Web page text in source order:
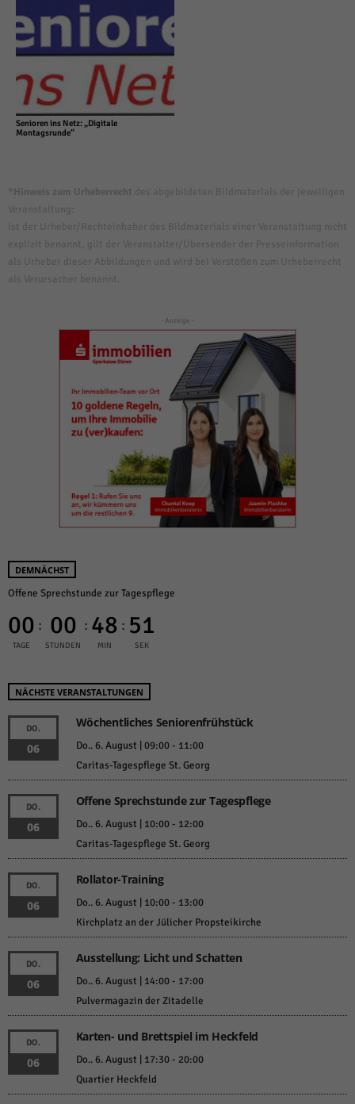
Senioren ins Netz: „Digitale
Montagsrunde“
- Anzeige -
DEMNÄCHST
Offene Sprechstunde zur Tagespflege
00
TAGE
: 00
STUNDEN
: 48
MIN
: 51
SEK
NÄCHSTE VERANSTALTUNGEN
DO.
06
Wöchentliches Seniorenfrühstück
Do.. 6. August | 09:00- 11:00
Caritas-Tagespflege St. Georg
DO.
06
Offene Sprechstunde zur Tagespflege
Do.. 6. August | 10:00- 12:00
Caritas-Tagespflege St. Georg
DO.
06
Rollator-Training
Do.. 6. August | 10:00- 13:00
Kirchplatz an der Jülicher Propsteikirche
DO.
06
Ausstellung: Licht und Schatten
Do.. 6. August | 14:00- 17:00
Pulvermagazin der Zitadelle
DO.
06
Karten- und Brettspiel im Heckfeld
Do.. 6. August | 17:30- 20:00
Quartier Heckfeld